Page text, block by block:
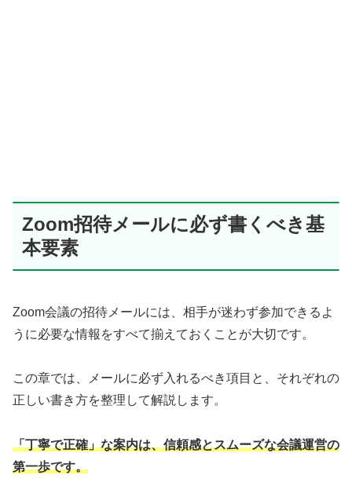
Zoom招待メールに必ず書くべき基
本要素
Zoom会議の招待メールには、相手が迷わず参加できるよ
うに必要な情報をすべて揃えておくことが大切です。
この章では、メールに必ず入れるべき項目と、それぞれの
正しい書き方を整理して解説します。
「丁寧で正確」な案内は、信頼感とスムーズな会議運営の
第一歩です。